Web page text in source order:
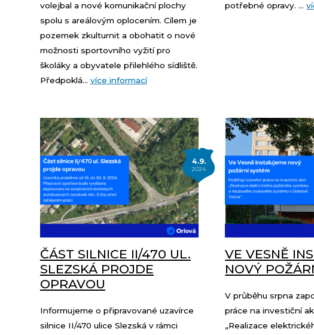
volejbal a nové komunikační plochy
spolu s areálovým oplocením. Cílem je
pozemek zkulturnit a obohatit o nové
možnosti sportovního vyžití pro
školáky a obyvatele přilehlého sídliště.
Předpoklá... více informací
potřebné opravy. ...
4.9.
2024
ČÁST SILNICE II/470 UL.
SLEZSKÁ PROJDE
OPRAVOU
Informujeme o připravované uzavírce
silnice II/470 ulice Slezská v rámci
VE VESNĚ
NOVÝ
V průběhu srpna
práce na investiční
„Realizace